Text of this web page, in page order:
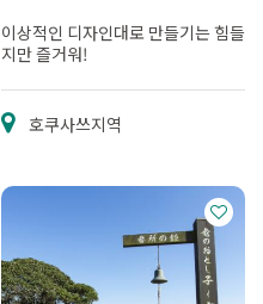
이상적인 디자인대로 만들기는 힘들
지만 즐거워!
호쿠사쓰지역